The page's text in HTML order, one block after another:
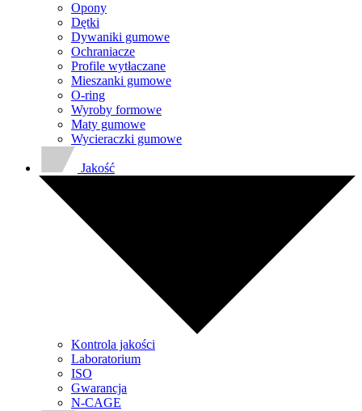
Opony
Dętki
Dywaniki gumowe
Ochraniacze
Profile wytłaczane
Mieszanki gumowe
O-ring
Wyroby formowe
Maty gumowe
Wycieraczki gumowe
Jakość
Kontrola jakości
Laboratorium
ISO
Gwarancja
N-CAGE